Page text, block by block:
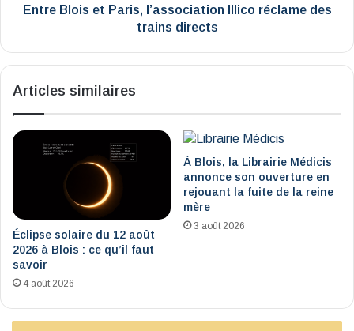
directs
Entre Blois et Paris, l’association Illico réclame des
trains directs
Articles similaires
Éclipse solaire du 12 août
2026 à Blois : ce qu’il faut
savoir
4 août 2026
À Blois, la Librairie Médicis
annonce son ouverture en
rejouant la fuite de la reine
mère
3 août 2026